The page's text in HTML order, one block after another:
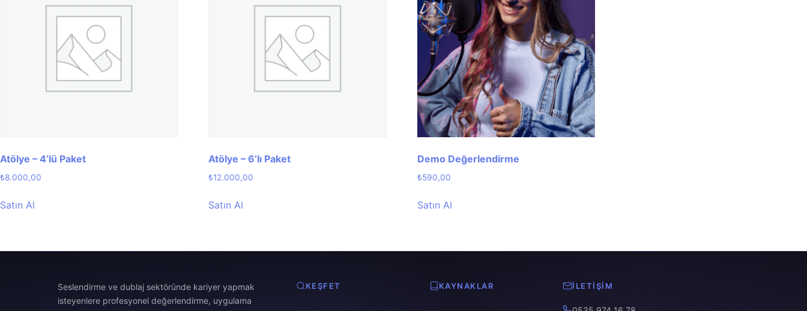
Atölye – 4’lü Paket
₺8.000,00
Satın Al
Atölye – 6’lı Paket
₺12.000,00
Satın Al
Demo Değerlendirme
₺590,00
Satın Al
Seslendirme ve dublaj sektöründe kariyer yapmak
isteyenlere profesyonel değerlendirme, uygulama
KEŞFET KAYNAKLAR İLETIŞIM